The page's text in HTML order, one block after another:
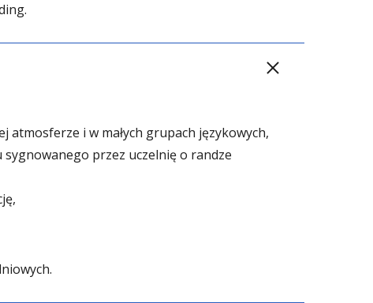
atmosferze i w małych grupach językowych,
przez uczelnię o randze